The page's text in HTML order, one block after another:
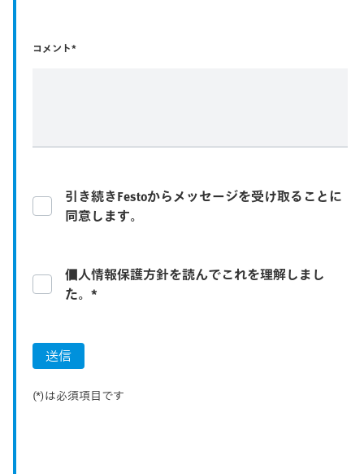
コメント*
引き続きFestoからメッセージを受け取ることに
同意します。
個人情報保護方針を読んでこれを理解しまし
た。*
送信
(*)は必須項目です